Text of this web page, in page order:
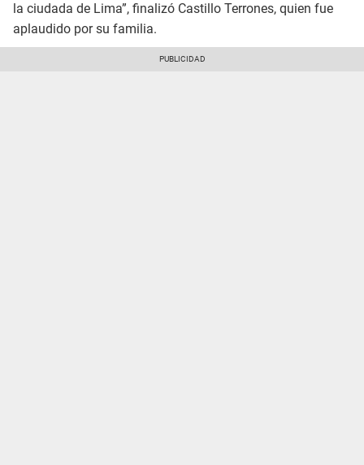
la ciudada de Lima”, finalizó Castillo Terrones, quien fue
aplaudido por su familia.